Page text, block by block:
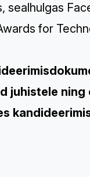
sealhulgas
for
juhistele ning